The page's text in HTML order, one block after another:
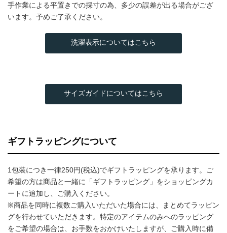
手作業による平置きでの採寸の為、多少の誤差が出る場合がござ
います。予めご了承ください。
洗濯表示についてはこちら
サイズガイドについてはこちら
ギフトラッピングについて
1包装につき一律250円(税込)でギフトラッピングを承ります。ご
希望の方は商品と一緒に「ギフトラッピング」をショッピングカ
ートに追加し、ご購入ください。
※商品を同時に複数ご購入いただいた場合には、まとめてラッピン
グを行わせていただきます。特定のアイテムのみへのラッピング
をご希望の場合は、お手数をおかけいたしますが、ご購入時に備